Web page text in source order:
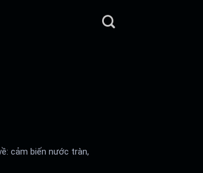
cảm biến nước tràn,